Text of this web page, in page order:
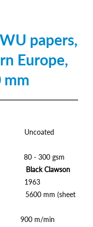
papers,
Europe,
mm
- 300 gsm
Black Clawson
1963
(sheet
m/min